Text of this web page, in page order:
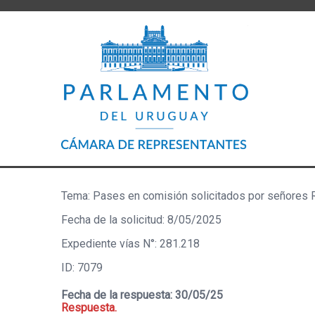
Tema: Pases en comisión solicitados por señores
Fecha de la solicitud: 8/05/2025
Expediente vías N°: 281.218
ID: 7079
Fecha de la respuesta: 30/05/25
Respuesta.